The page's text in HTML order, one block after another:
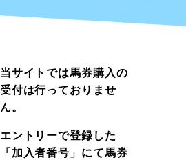
当サイトでは馬券購入の
受付は行っておりませ
ん。
エントリーで登録した
「加入者番号」にて馬券